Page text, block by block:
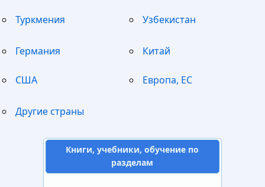
Туркмения Узбекистан
Германия Китай
США Европа, ЕС
Другие страны
Книги, учебники, обучение по
разделам